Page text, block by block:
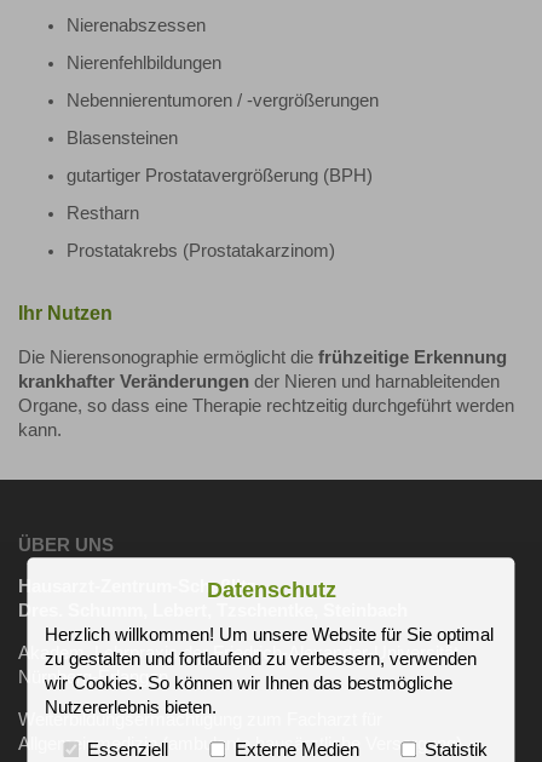
Nierenabszessen
Nierenfehlbildungen
Nebennierentumoren / -vergrößerungen
Blasensteinen
gutartiger Prostatavergrößerung (BPH)
Restharn
Prostatakrebs (Prostatakarzinom)
Ihr Nutzen
Die Nierensonographie ermöglicht die frühzeitige Erkennung
krankhafter Veränderungen der Nieren und harnableitenden
Organe, so dass eine Therapie rechtzeitig durchgeführt werden
kann.
ÜBER UNS
Hausarzt-Zentrum-Scheßlitz
Dres. Schumm, Lebert, Tzschentke, Steinbach
Akadem. Lehrpraxis der Friedrich-Alexander-Universität
Nürnberg-Erlangen
Weiterbildungsermächtigung zum Facharzt für
Allgemeinmedizin (ambulante hausärztliche Versorgung)
Datenschutz
Herzlich willkommen! Um unsere Website für Sie optimal
zu gestalten und fortlaufend zu verbessern, verwenden
wir Cookies. So können wir Ihnen das bestmögliche
Nutzererlebnis bieten.
Essenziell Externe Medien Statistik